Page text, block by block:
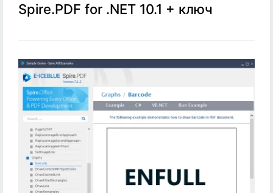
Spire.PDF for .NET 10.1 + ключ